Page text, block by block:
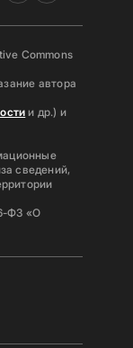
Commons
автора
и др.) и
сведений,
ФЗ «О